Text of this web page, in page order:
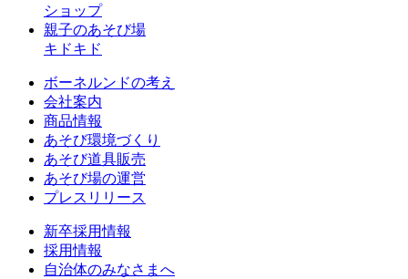
ショップ
親子のあそび場
キドキド
ボーネルンドの考え
会社案内
商品情報
あそび環境づくり
あそび道具販売
あそび場の運営
プレスリリース
新卒採用情報
採用情報
自治体のみなさまへ